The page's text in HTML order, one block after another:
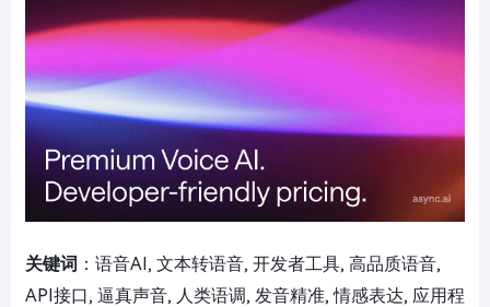
关键词 ：语音AI, 文本转语音, 开发者工具, 高品质语音,
API接口, 逼真声音, 人类语调, 发音精准, 情感表达, 应用程